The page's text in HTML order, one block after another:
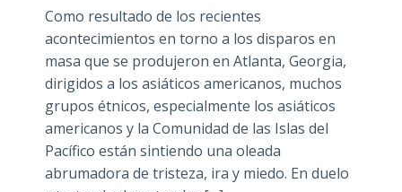
Como resultado de los recientes
acontecimientos en torno a los disparos en
masa que se produjeron en Atlanta, Georgia,
dirigidos a los asiáticos americanos, muchos
grupos étnicos, especialmente los asiáticos
americanos y la Comunidad de las Islas del
Pacífico están sintiendo una oleada
abrumadora de tristeza, ira y miedo. En duelo